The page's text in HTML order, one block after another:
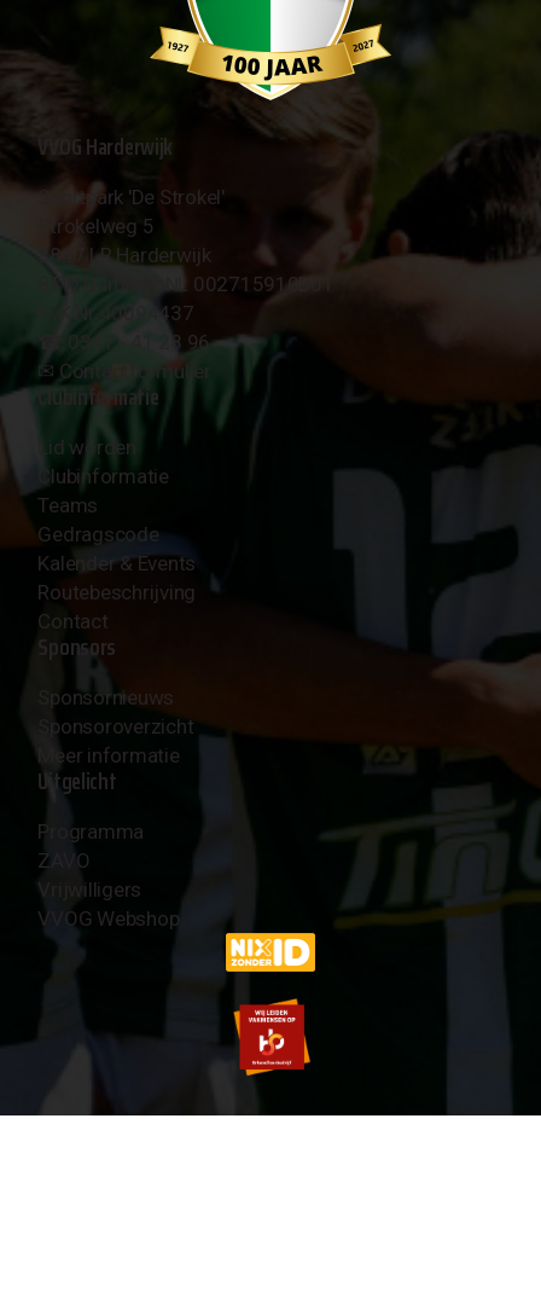
VVOG Harderwijk
Sportpark 'De Strokel'
Strokelweg 5
3847 LR Harderwijk
BTW Nummer NL 002715910B01
KvK Nr 40094437
☎︎ 0341 - 41 28 96
✉︎ Contactformulier
Clubinformatie
Lid worden
Clubinformatie
Teams
Gedragscode
Kalender & Events
Routebeschrijving
Contact
Sponsors
Sponsornieuws
Sponsoroverzicht
Meer informatie
Uitgelicht
Programma
ZAVO
Vrijwilligers
VVOG Webshop